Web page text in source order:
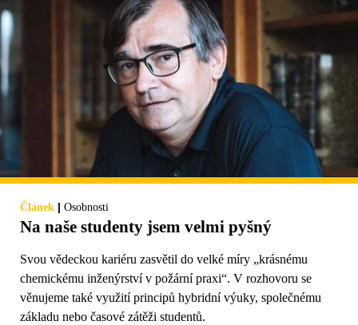
Článek | Osobnosti
Na naše studenty jsem velmi pyšný
Svou vědeckou kariéru zasvětil do velké míry „krásnému
chemickému inženýrství v požární praxi“. V rozhovoru se
věnujeme také využití principů hybridní výuky, společnému
základu nebo časové zátěži studentů.